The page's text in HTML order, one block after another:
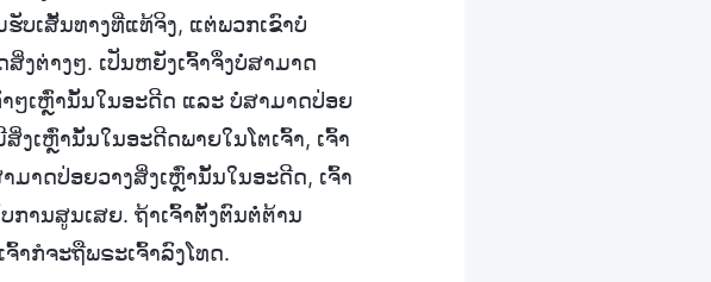
ບເສັ້ນທາງທີ່ແທ້ຈິງ, ແຕ່ພວກເຂົາບໍ່
ງຕ່າງໆ. ເປັນຫຍັງເຈົ້າຈຶ່ງບໍ່ສາມາດ
ໆເຫຼົ່ານັ້ນໃນອະດີດ ແລະ ບໍ່ສາມາດປ່ອຍ
ງເຫຼົ່ານັ້ນໃນອະດີດພາຍໃນໂຕເຈົ້າ, ເຈົ້າ
ມາດປ່ອຍວາງສິ່ງເຫຼົ່ານັ້ນໃນອະດີດ, ເຈົ້າ
ານສູນເສຍ. ຖ້າເຈົ້າຕັ້ງຕົນຕໍ່ຕ້ານ
າກໍຈະຖືພຣະເຈົ້າລົງໂທດ.